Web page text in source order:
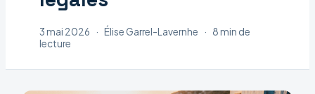
3 mai 2026 · Élise Garrel-Lavernhe · 8 min de
lecture